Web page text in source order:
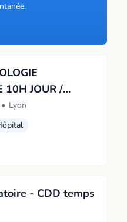
10H JOUR /
• Lyon
- CDD temps